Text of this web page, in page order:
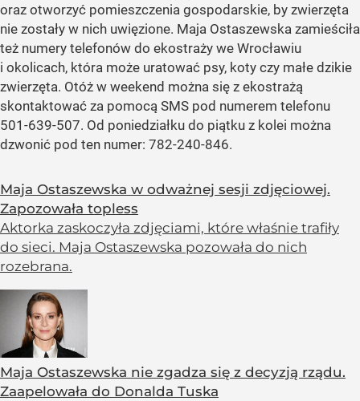
oraz otworzyć pomieszczenia gospodarskie, by zwierzęta
nie zostały w nich uwięzione. Maja Ostaszewska zamieściła
też numery telefonów do ekostraży we Wrocławiu
i okolicach, która może uratować psy, koty czy małe dzikie
zwierzęta. Otóż w weekend można się z ekostrażą
skontaktować za pomocą SMS pod numerem telefonu
501-639-507. Od poniedziałku do piątku z kolei można
dzwonić pod ten numer: 782-240-846.
Maja Ostaszewska w odważnej sesji zdjęciowej.
Zapozowała topless
Aktorka zaskoczyła zdjęciami, które właśnie trafiły
do sieci. Maja Ostaszewska pozowała do nich
rozebrana.
Maja Ostaszewska nie zgadza się z decyzją rządu.
Zaapelowała do Donalda Tuska